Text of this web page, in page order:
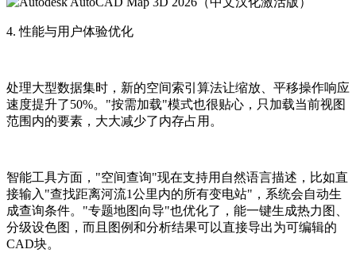
4. 性能与用户体验优化
处理大型数据集时，新的空间索引算法让缩放、平移操作响应
速度提升了50%。"按需加载"模式也很贴心，只加载当前视图
范围内的要素，大大减少了内存占用。
智能工具方面，"空间查询"现在支持用自然语言描述，比如直
接输入"查找距离河流1公里内的所有变电站"，系统会自动生
成查询条件。"专题地图向导"也优化了，能一键生成热力图、
分级设色图，而且图例和分析结果可以直接导出为可编辑的
CAD块。